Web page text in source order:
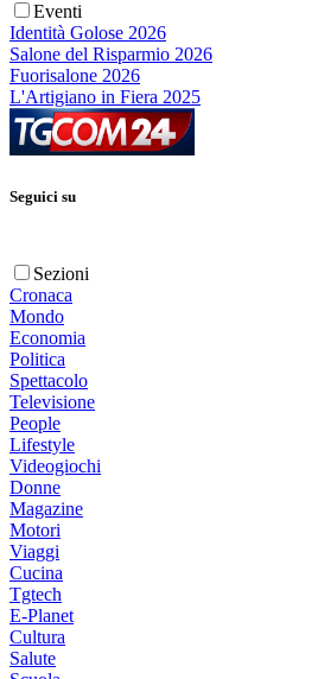
Eventi
Identità Golose 2026
Salone del Risparmio 2026
Fuorisalone 2026
L'Artigiano in Fiera 2025
Seguici su
Sezioni
Cronaca
Mondo
Economia
Politica
Spettacolo
Televisione
People
Lifestyle
Videogiochi
Donne
Magazine
Motori
Viaggi
Cucina
Tgtech
E-Planet
Cultura
Salute